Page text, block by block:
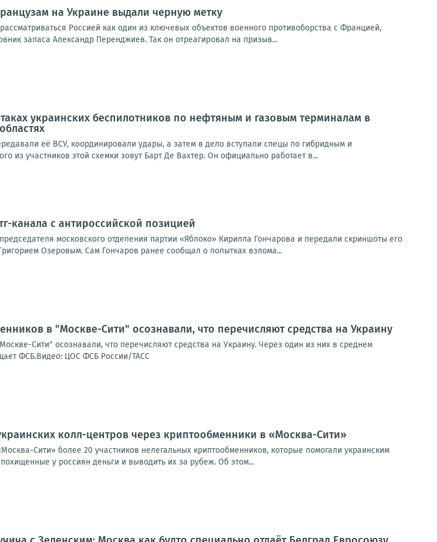
на Украине выдали черную метку
Россией как один из ключевых объектов военного противоборства с Францией,
запаса Александр Перенджиев. Так он отреагировал на призыв...
украинских беспилотников по нефтяным и газовым терминалам в
её ВСУ, координировали удары, а затем в дело вступали спецы по гибридным и
из участников этой схемки зовут Барт Де Вахтер. Он официально работает в...
канала с антироссийской позицией
московского отделения партии «Яблоко» Кирилла Гончарова и передали скриншоты его
Озеровым. Сам Гончаров ранее сообщал о попытках взлома...
в "Москве-Сити" осознавали, что перечисляют средства на Украину
Сити" осознавали, что перечисляют средства на Украину. Через один из них в среднем
ФСБ.Видео: ЦОС ФСБ России/ТАСС
колл-центров через криптообменники в «Москва-Сити»
Сити» более 20 участников нелегальных криптообменников, которые помогали украинским
у россиян деньги и выводить их за рубеж. Об этом...